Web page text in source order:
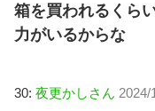
箱を買われるくら
力がいるからな
30: 夜更かしさん 2024/